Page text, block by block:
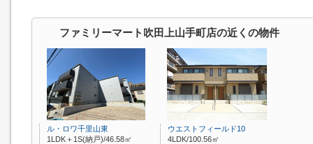
ファミリーマート吹田上山手町店の近くの物件
ル・ロワ千里山東
1LDK＋1S(納戸)/46.58㎡
ウエストフィールド10
4LDK/100.56㎡